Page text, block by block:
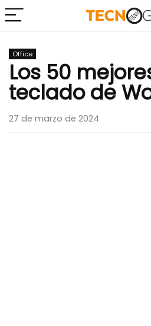
Office
Los 50
teclado de
27 de marzo de 2024